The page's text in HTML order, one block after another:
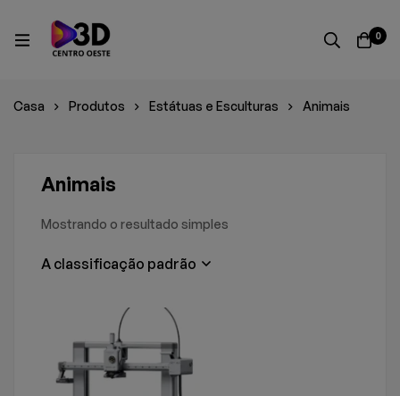
0
Casa Produtos Estátuas e Esculturas Animais
Animais
Mostrando o resultado simples
A classificação padrão